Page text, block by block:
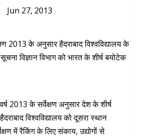
Jun 27, 2013
2013 के सर्वेक्षण अनुसार देश के शीर्ष
विश्वविद्यालय को दूसरा स्थान
में रैकिंग के लिए संकाय, उद्योगों से